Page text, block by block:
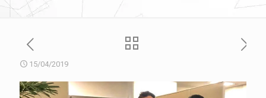
15/04/2019